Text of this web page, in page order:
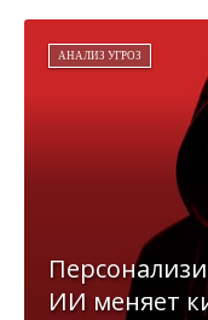
АНАЛИЗ УГРОЗ
ИИ меняет